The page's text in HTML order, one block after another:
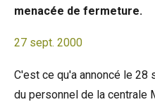
menacée de fermeture.
27 sept. 2000
C'est ce qu'a annoncé le
du personnel de la centrale